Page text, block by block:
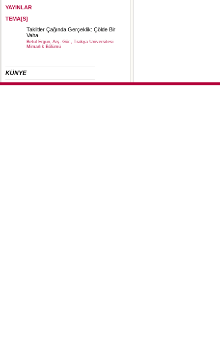
YAYINLAR
TEMA[S]
Taklitler Çağında Gerçeklik: Çölde Bir
Vaha
Betül Ergün, Arş. Gör., Trakya Üniversitesi
Mimarlık Bölümü
KÜNYE